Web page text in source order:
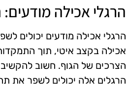
הרגלי אכילה
הרגלי אכילה מודעים יכולים
אכילה בקצב איטי, תוך
הצרכים של הגוף. חשוב להקשיב
הרגלים אלה יכולים לשפר את